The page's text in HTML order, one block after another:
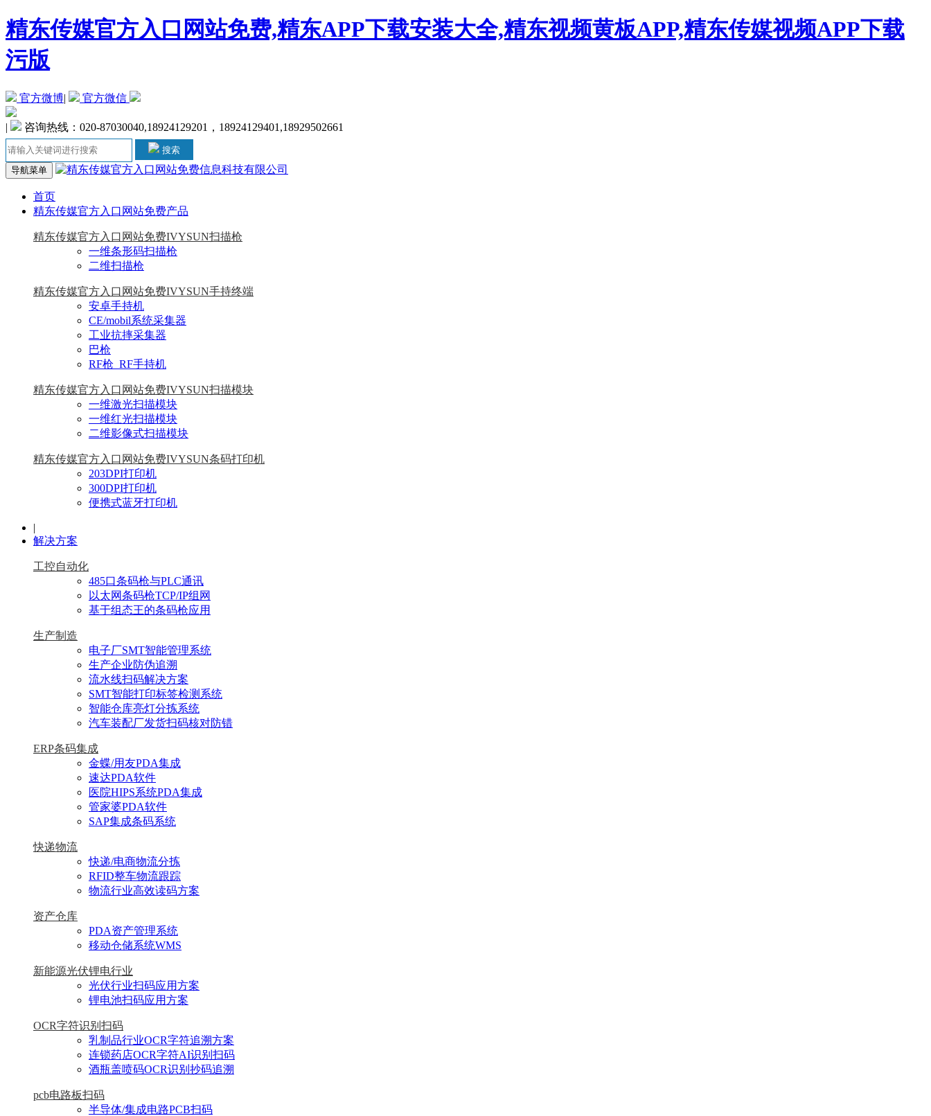
精东传媒官方入口网站免费,精东APP下载安装大全,精东视频黄板APP,精东传媒视频APP下载
污版
官方微博| 官方微信
| 咨询热线：020-87030040,18924129201，18924129401,18929502661
搜索
导航菜单
首页
精东传媒官方入口网站免费产品
精东传媒官方入口网站免费IVYSUN扫描枪
一维条形码扫描枪
二维扫描枪
精东传媒官方入口网站免费IVYSUN手持终端
安卓手持机
CE/mobil系统采集器
工业抗摔采集器
巴枪
RF枪_RF手持机
精东传媒官方入口网站免费IVYSUN扫描模块
一维激光扫描模块
一维红光扫描模块
二维影像式扫描模块
精东传媒官方入口网站免费IVYSUN条码打印机
203DPI打印机
300DPI打印机
便携式蓝牙打印机
|
解决方案
工控自动化
485口条码枪与PLC通讯
以太网条码枪TCP/IP组网
基于组态王的条码枪应用
生产制造
电子厂SMT智能管理系统
生产企业防伪追溯
流水线扫码解决方案
SMT智能打印标签检测系统
智能仓库亮灯分拣系统
汽车装配厂发货扫码核对防错
ERP条码集成
金蝶/用友PDA集成
速达PDA软件
医院HIPS系统PDA集成
管家婆PDA软件
SAP集成条码系统
快递物流
快递/电商物流分拣
RFID整车物流跟踪
物流行业高效读码方案
资产仓库
PDA资产管理系统
移动仓储系统WMS
新能源光伏锂电行业
光伏行业扫码应用方案
锂电池扫码应用方案
OCR字符识别扫码
乳制品行业OCR字符追溯方案
连锁药店OCR字符AI识别扫码
酒瓶盖喷码OCR识别抄码追溯
pcb电路板扫码
半导体/集成电路PCB扫码